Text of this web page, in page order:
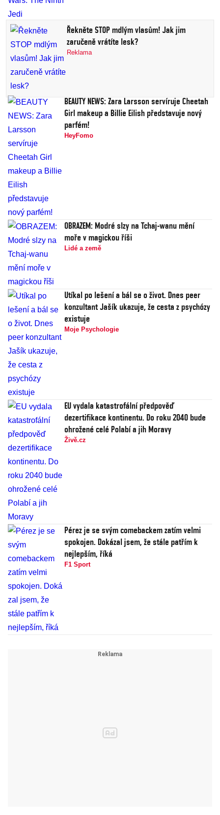
Řekněte STOP mdlým vlasům! Jak jim
zaručeně vrátíte lesk?
Reklama
BEAUTY NEWS: Zara Larsson servíruje Cheetah
Girl makeup a Billie Eilish představuje nový
parfém!
HeyFomo
OBRAZEM: Modré slzy na Tchaj-wanu mění
moře v magickou říši
Lidé a země
Utíkal po lešení a bál se o život. Dnes peer
konzultant Jašík ukazuje, že cesta z psychózy
existuje
Moje Psychologie
EU vydala katastrofální předpověď
dezertifikace kontinentu. Do roku 2040 bude
ohrožené celé Polabí a jih Moravy
Živě.cz
Pérez je se svým comebackem zatím velmi
spokojen. Dokázal jsem, že stále patřím k
nejlepším, říká
F1 Sport